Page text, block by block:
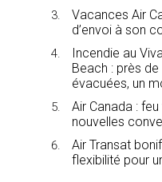
Vacances Air
d’envoi à son
Incendie au
Beach : près
évacuées, un
Air Canada :
nouvelles
Air Transat
flexibilité pour